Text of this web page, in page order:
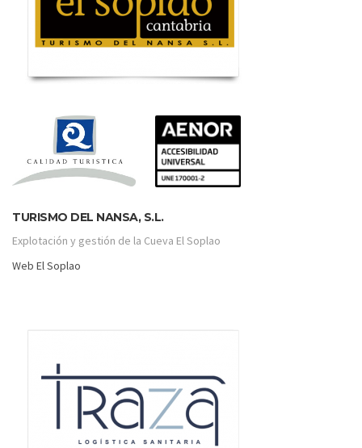
TURISMO DEL NANSA, S.L.
Explotación y gestión de la Cueva El Soplao
Web El Soplao